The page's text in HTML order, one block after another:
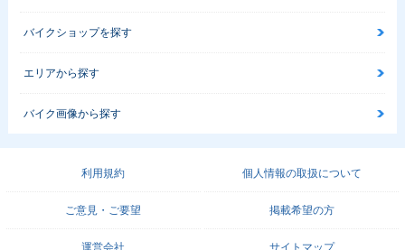
バイクショップを探す
エリアから探す
バイク画像から探す
利用規約 個人情報の取扱について
ご意見・ご要望 掲載希望の方